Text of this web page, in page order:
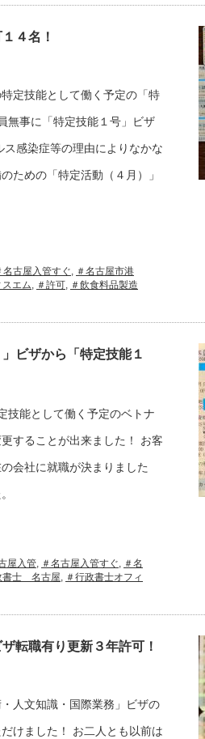
４名！
定技能として働く予定の「特
無事に「特定技能１号」ビザ
感染症等の理由によりなかな
ための「特定活動（４月）」
名古屋入管すぐ, ＃名古屋市港
スエム, ＃許可, ＃飲食料品製造
ビザから「特定技能１
技能として働く予定のベトナ
することが出来ました！ お客
会社に就職が決まりました
屋入管, ＃名古屋入管すぐ, ＃名
書士 名古屋, ＃行政書士オフィ
転職有り更新３年許可！
人文知識・国際業務」ビザの
けました！ お二人とも以前は